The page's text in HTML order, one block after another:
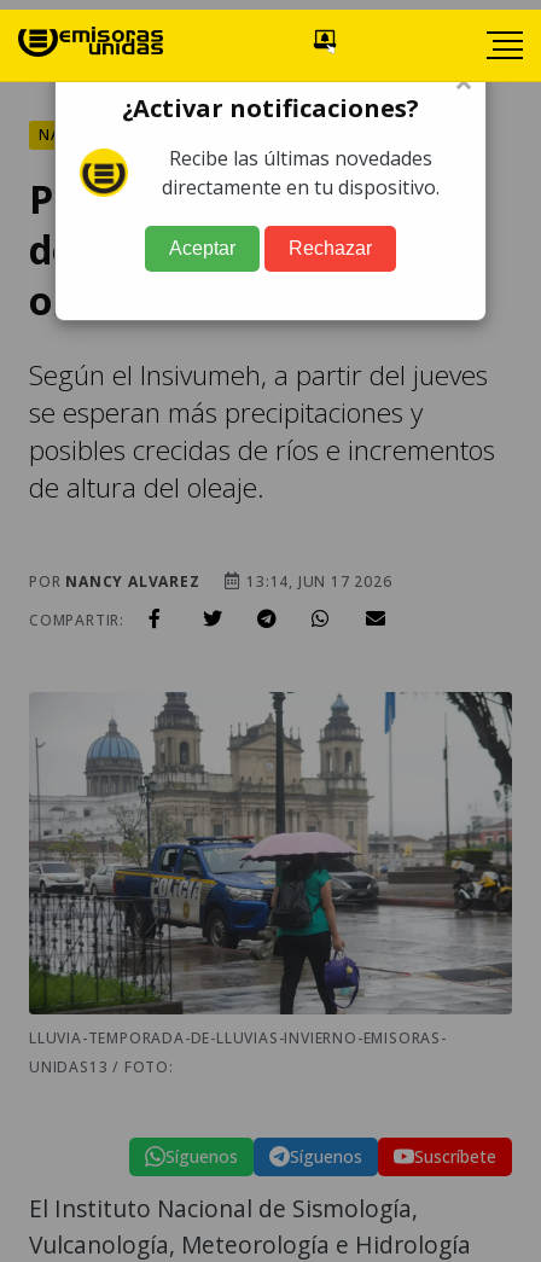
NACIONALES
Pronostican incremento
de lluvias por efectos de
onda del este
Según el Insivumeh, a partir del jueves
se esperan más precipitaciones y
posibles crecidas de ríos e incrementos
de altura del oleaje.
POR NANCY ALVAREZ
13:14, JUN 17 2026
COMPARTIR:
LLUVIA-TEMPORADA-DE-LLUVIAS-INVIERNO-EMISORAS-
UNIDAS13 / FOTO:
Síguenos Síguenos Suscríbete
El Instituto Nacional de Sismología,
Vulcanología, Meteorología e Hidrología
×
¿Activar notificaciones?
Recibe las últimas novedades
directamente en tu dispositivo.
Aceptar Rechazar